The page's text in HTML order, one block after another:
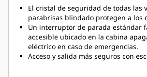
El cristal de seguridad de todas las
parabrisas blindado protegen a los
Un interruptor de parada estándar
accesible ubicado en la cabina
eléctrico en caso de emergencias.
Acceso y salida más seguros con